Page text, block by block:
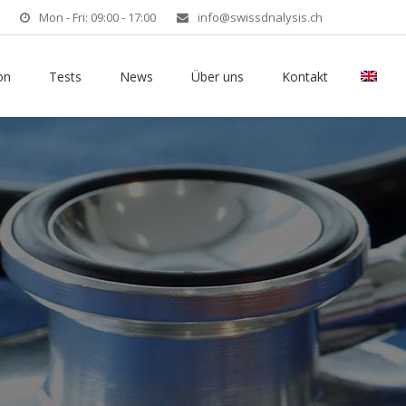
Mon - Fri: 09:00 - 17:00 info@swissdnalysis.ch
Tests News Über uns Kontakt